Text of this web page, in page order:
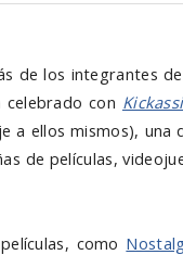
de los integrantes
con
a ellos mismos), una
de películas,
como